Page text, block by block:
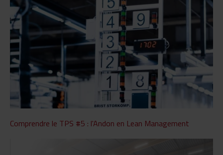
Comprendre le TPS #5 : l'Andon en Lean Management